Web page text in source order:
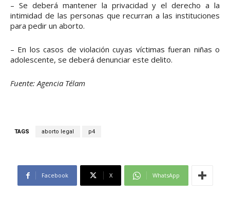
– Se deberá mantener la privacidad y el derecho a la
intimidad de las personas que recurran a las instituciones
para pedir un aborto.
– En los casos de violación cuyas víctimas fueran niñas o
adolescente, se deberá denunciar este delito.
Fuente: Agencia Télam
TAGS aborto legal p4
Facebook X WhatsApp